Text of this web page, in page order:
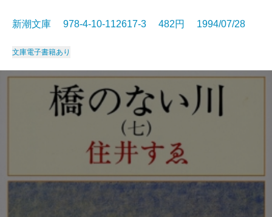
新潮文庫 978-4-10-112617-3 482円 1994/07/28
文庫電子書籍あり